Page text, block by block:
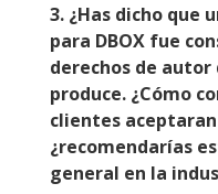
3. ¿Has dicho que
para DBOX fue
derechos de autor
produce. ¿Cómo
clientes aceptaran
¿recomendarías
general en la